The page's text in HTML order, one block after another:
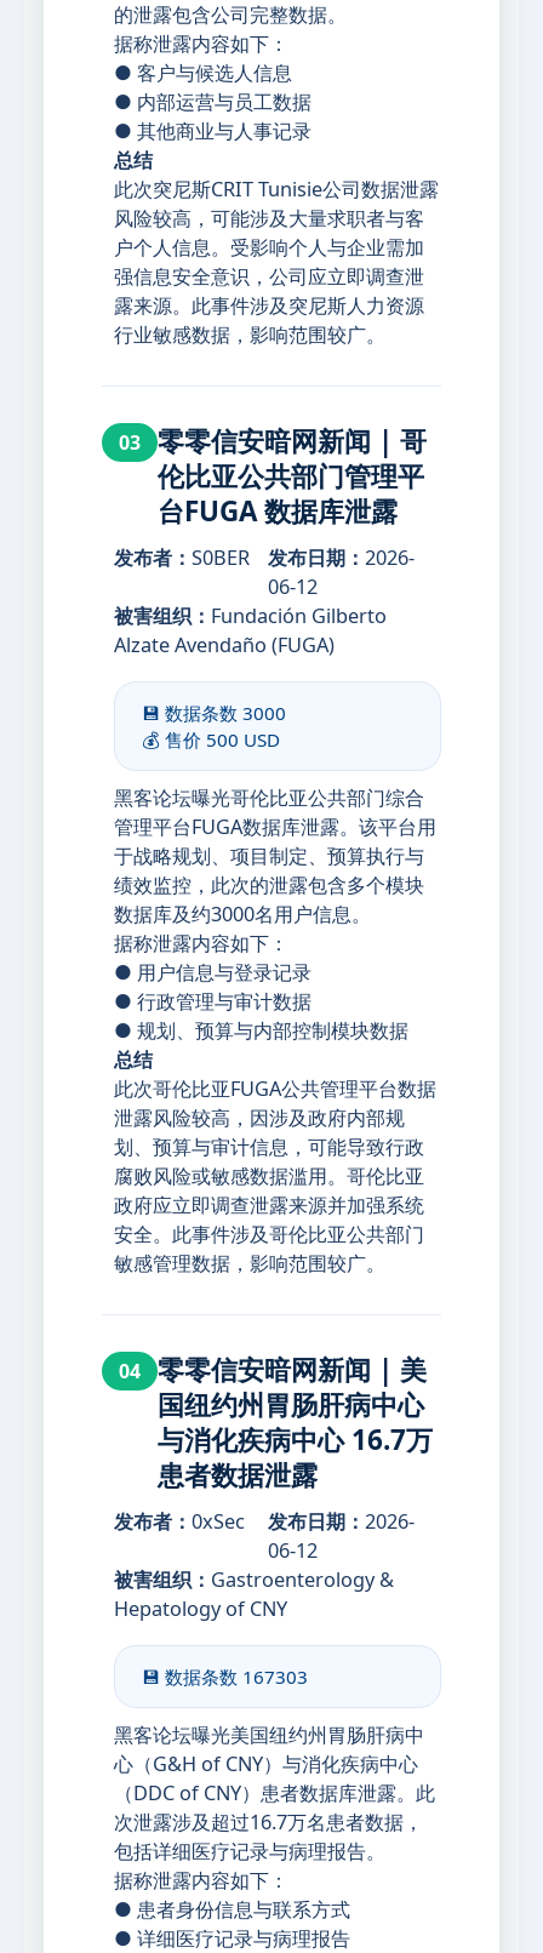
的泄露包含公司完整数据。
据称泄露内容如下：
● 客户与候选人信息
● 内部运营与员工数据
● 其他商业与人事记录
总结
此次突尼斯CRIT Tunisie公司数据泄露
风险较高，可能涉及大量求职者与客
户个人信息。受影响个人与企业需加
强信息安全意识，公司应立即调查泄
露来源。此事件涉及突尼斯人力资源
行业敏感数据，影响范围较广。
03
零零信安暗网新闻 | 哥
伦比亚公共部门管理平
台FUGA 数据库泄露
发布者： S0BER 发布日期： 2026-
06-12
被害组织： Fundación Gilberto
Alzate Avendaño (FUGA)
💾 数据条数 3000
💰 售价 500 USD
黑客论坛曝光哥伦比亚公共部门综合
管理平台FUGA数据库泄露。该平台用
于战略规划、项目制定、预算执行与
绩效监控，此次的泄露包含多个模块
数据库及约3000名用户信息。
据称泄露内容如下：
● 用户信息与登录记录
● 行政管理与审计数据
● 规划、预算与内部控制模块数据
总结
此次哥伦比亚FUGA公共管理平台数据
泄露风险较高，因涉及政府内部规
划、预算与审计信息，可能导致行政
腐败风险或敏感数据滥用。哥伦比亚
政府应立即调查泄露来源并加强系统
安全。此事件涉及哥伦比亚公共部门
敏感管理数据，影响范围较广。
04
零零信安暗网新闻 | 美
国纽约州胃肠肝病中心
与消化疾病中心 16.7万
患者数据泄露
发布者： 0xSec 发布日期： 2026-
06-12
被害组织： Gastroenterology &
Hepatology of CNY
💾 数据条数 167303
黑客论坛曝光美国纽约州胃肠肝病中
心（G&H of CNY）与消化疾病中心
（DDC of CNY）患者数据库泄露。此
次泄露涉及超过16.7万名患者数据，
包括详细医疗记录与病理报告。
据称泄露内容如下：
● 患者身份信息与联系方式
● 详细医疗记录与病理报告